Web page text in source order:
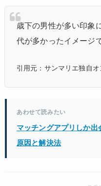
歳下の男性が多い印象
代が多かったイメージ
引用元：サンマリエ独自
あわせて読みたい
マッチングアプリしか出
原因と解決法